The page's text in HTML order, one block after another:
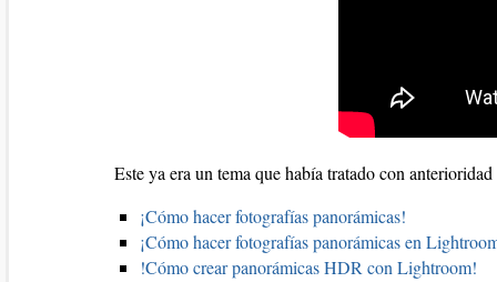
Este ya era un tema que había tratado con
¡Cómo hacer fotografías panorámicas!
¡Cómo hacer fotografías panorámicas en
!Cómo crear panorámicas HDR con Lightroom!